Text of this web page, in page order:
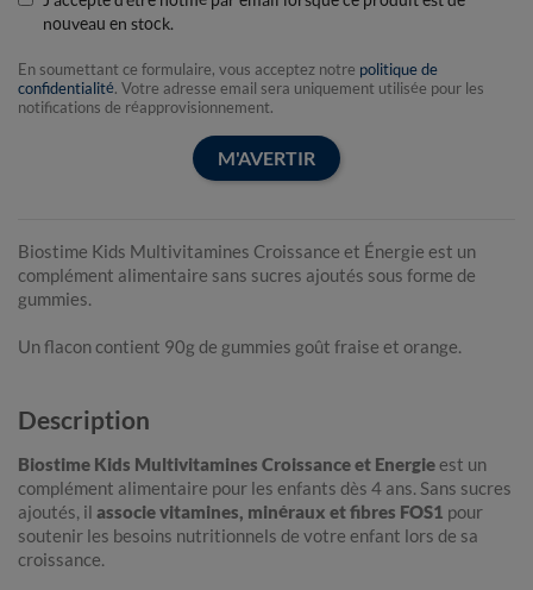
nouveau en stock.
En soumettant ce formulaire, vous acceptez notre politique de
confidentialité. Votre adresse email sera uniquement utilisée pour les
notifications de réapprovisionnement.
M'AVERTIR
Biostime Kids Multivitamines Croissance et Énergie est un
complément alimentaire sans sucres ajoutés sous forme de
gummies.
Un flacon contient 90g de gummies goût fraise et orange.
Description
Biostime Kids Multivitamines Croissance et Energieest un
complément alimentaire pour les enfants dès 4 ans. Sans sucres
ajoutés, il associe vitamines, minéraux et fibres FOS1 pour
soutenir les besoins nutritionnels de votre enfant lors de sa
croissance.